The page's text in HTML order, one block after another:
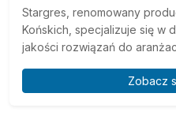
Stargres, renomowany
Końskich, specjalizuje się w
jakości rozwiązań do
Zobacz